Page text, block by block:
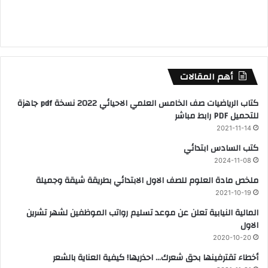
أهم المقالات
كتاب الرياضيات صف الخامس العلمي الاحيائي 2022 نسخة pdf جاهزة
للتحميل PDF رابط مباشر
2021-11-14
كتب السادس ابتدائي
2024-11-08
ملخص مادة العلوم للصف الاول الابتدائي بطريقة شيقة وجميلة
2021-10-19
المالية النيابية تعلن عن موعد تسليم رواتب الموظفين لشهر تشرين
الاول
2020-10-20
أخطاء تقترفينها بحق شعرك… احذريها! كيفية العناية بالشعر